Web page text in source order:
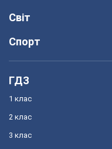
Світ
Спорт
ГДЗ
1 клас
2 клас
3 клас